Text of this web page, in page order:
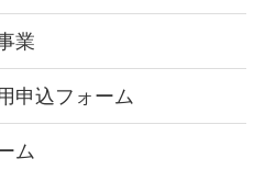
業
申込フォーム
ム